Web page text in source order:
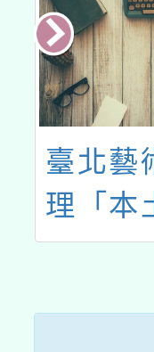
113年
家地理